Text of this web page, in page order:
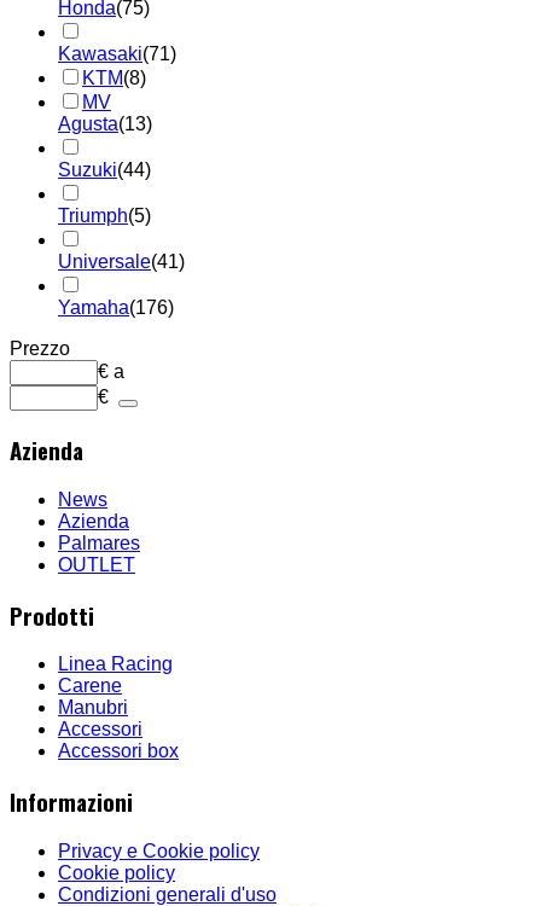
Honda(75)
Kawasaki(71)
KTM(8)
MV
Agusta(13)
Suzuki(44)
Triumph(5)
Universale(41)
Yamaha(176)
Prezzo
€ a
€
Azienda
News
Azienda
Palmares
OUTLET
Prodotti
Linea Racing
Carene
Manubri
Accessori
Accessori box
Informazioni
Privacy e Cookie policy
Cookie policy
Condizioni generali d'uso